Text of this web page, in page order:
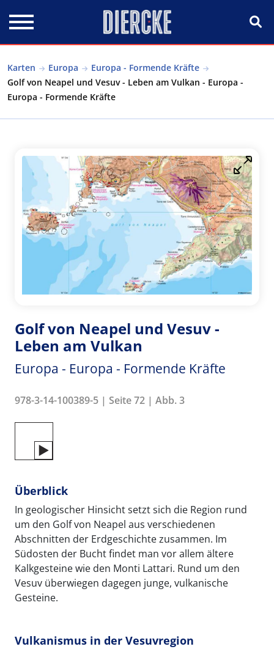
Karten Europa
Europa - Formende Kräfte
Golf von Neapel und Vesuv - Leben am Vulkan - Europa -
Europa - Formende Kräfte
Golf von Neapel und Vesuv -
Leben am Vulkan
Europa - Europa - Formende Kräfte
978-3-14-100389-5 | Seite 72 | Abb. 3
Überblick
In geologischer Hinsicht setzt sich die Region rund
um den Golf von Neapel aus verschiedenen
Abschnitten der Erdgeschichte zusammen. Im
Südosten der Bucht findet man vor allem ältere
Kalkgesteine wie den Monti Lattari. Rund um den
Vesuv überwiegen dagegen junge, vulkanische
Gesteine.
Vulkanismus in der Vesuvregion